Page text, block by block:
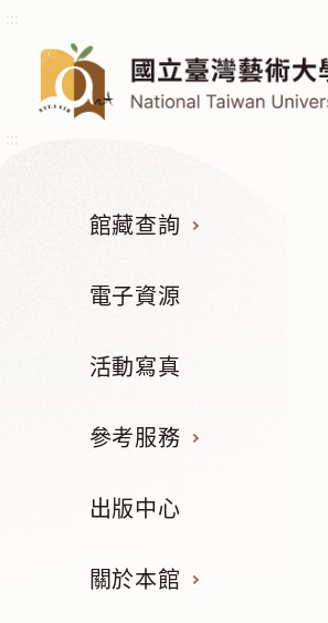
館藏查詢
電子資源
活動寫真
參考服務
出版中心
關於本館